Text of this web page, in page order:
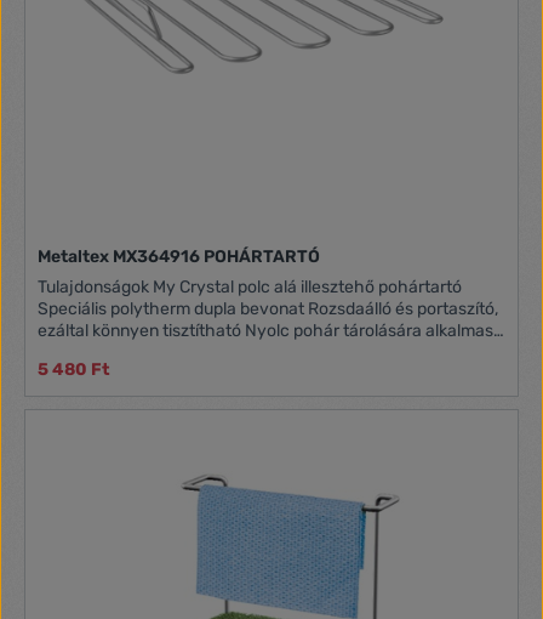
Metaltex MX364916 POHÁRTARTÓ
Tulajdonságok My Crystal polc alá illesztehő pohártartó
Speciális polytherm dupla bevonat Rozsdaálló és portaszító,
ezáltal könnyen tisztítható Nyolc pohár tárolására alkalmas
5 480 Ft